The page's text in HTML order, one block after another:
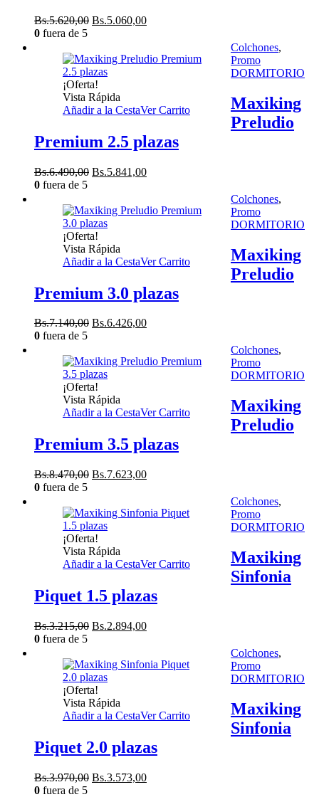
Bs.5.620,00 El
era:
Bs.5.620,00.
Bs.5.060,00El
es:
0 fuera de 5
¡Oferta!
Vista Rápida
Añadir a la CestaVer Carrito
Colchones,
Promo
DORMITORIO
Maxiking
Preludio
Premium 2.5 plazas
Bs.6.490,00 El
era:
Bs.6.490,00.
Bs.5.841,00El
es:
0 fuera de 5
¡Oferta!
Vista Rápida
Añadir a la CestaVer Carrito
Colchones,
Promo
DORMITORIO
Maxiking
Preludio
Premium 3.0 plazas
Bs.7.140,00 El
era:
Bs.7.140,00.
Bs.6.426,00El
es:
0 fuera de 5
¡Oferta!
Vista Rápida
Añadir a la CestaVer Carrito
Colchones,
Promo
DORMITORIO
Maxiking
Preludio
Premium 3.5 plazas
Bs.8.470,00 El
era:
Bs.8.470,00.
Bs.7.623,00El
es:
0 fuera de 5
¡Oferta!
Vista Rápida
Añadir a la CestaVer Carrito
Colchones,
Promo
DORMITORIO
Maxiking
Sinfonia
Piquet 1.5 plazas
Bs.3.215,00 El
era:
Bs.3.215,00.
Bs.2.894,00El
es:
0 fuera de 5
¡Oferta!
Vista Rápida
Añadir a la CestaVer Carrito
Colchones,
Promo
DORMITORIO
Maxiking
Sinfonia
Piquet 2.0 plazas
Bs.3.970,00 El
Bs.3.573,00El
0 fuera de 5